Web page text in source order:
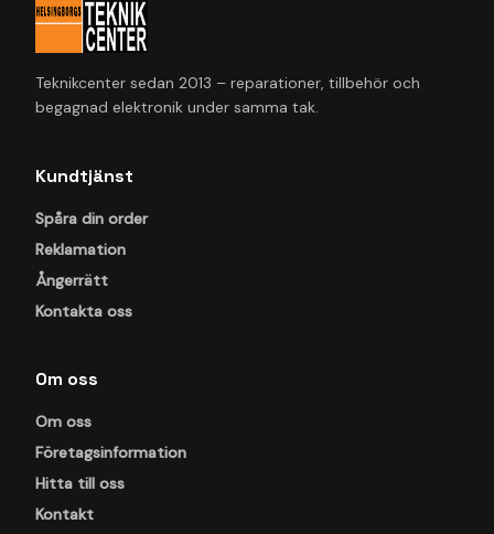
Teknikcenter sedan 2013 – reparationer, tillbehör och
begagnad elektronik under samma tak.
Kundtjänst
Spåra din order
Reklamation
Ångerrätt
Kontakta oss
Om oss
Om oss
Företagsinformation
Hitta till oss
Kontakt